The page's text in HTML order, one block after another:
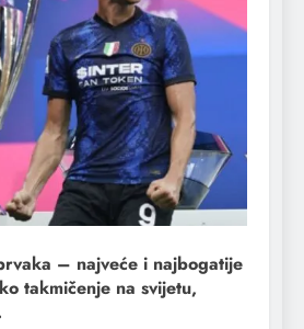
– najveće i najbogatije
takmičenje na svijetu,